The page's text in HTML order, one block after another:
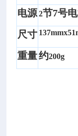
电源 2节7号
尺寸
重量约200g